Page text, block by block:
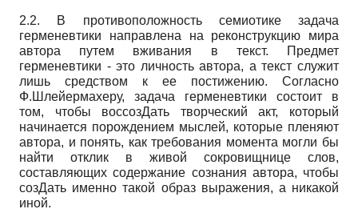
2.2. В противоположность семиотике задача
герменевтики направлена на реконструкцию мира
автора путем вживания в текст. Предмет
герменевтики - это личность автора, а текст служит
лишь средством к ее постижению. Согласно
Ф.Шлейермахеру, задача герменевтики состоит в
том, чтобы воссозДать творческий акт, который
начинается порождением мыслей, которые пленяют
автора, и понять, как требования момента могли бы
найти отклик в живой сокровищнице слов,
составляющих содержание сознания автора, чтобы
созДать именно такой образ выражения, а никакой
иной.